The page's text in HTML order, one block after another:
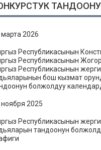
марта 2026
Республикасынын
Республикасынын
Республикасынын
бош кызмат
болжолдуу
ноября 2025
Республикасынын
тандоонун